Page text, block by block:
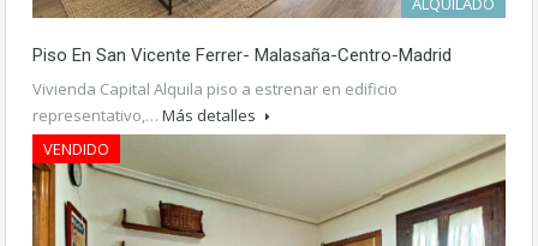
Piso En San Vicente Ferrer- Malasaña-Centro-Madrid
Vivienda Capital Alquila piso a estrenar en edificio
representativo,… Más detalles
1.900€ mes
VENDIDO